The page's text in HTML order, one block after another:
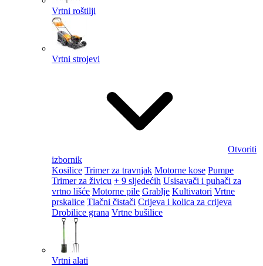
Vrtni roštilji
Vrtni strojevi
Otvoriti
izbornik
Kosilice Trimer za travnjak Motorne kose Pumpe
Trimer za živicu + 9 sljedećih Usisavači i puhači za
vrtno lišće Motorne pile Grablje Kultivatori Vrtne
prskalice Tlačni čistači Crijeva i kolica za crijeva
Drobilice grana Vrtne bušilice
Vrtni alati